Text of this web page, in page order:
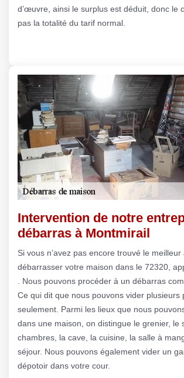
d’œuvre, ainsi le surplus est déduit, donc le
pas la totalité du tarif normal.
Intervention de notre
débarras à Montmirail
Si vous n’avez pas encore trouvé le
débarrasser votre maison dans le 72320,
. Nous pouvons procéder à un débarras
Ce qui dit que nous pouvons vider plusieurs
seulement. Parmi les lieux que nous
dans une maison, on distingue le grenier, le
chambres, la cave, la cuisine, la salle à
séjour. Nous pouvons également vider un
dépotoir dans votre cour.